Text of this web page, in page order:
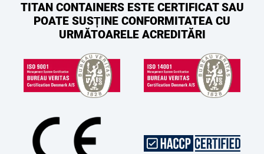
TITAN CONTAINERS ESTE CERTIFICAT SAU
POATE SUSȚINE CONFORMITATEA CU
URMĂTOARELE ACREDITĂRI